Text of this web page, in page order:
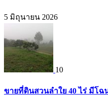
5 มิถุนายน 2026
10
ขายที่ดินสวนลำใย 40 ไร่ มีโฉ